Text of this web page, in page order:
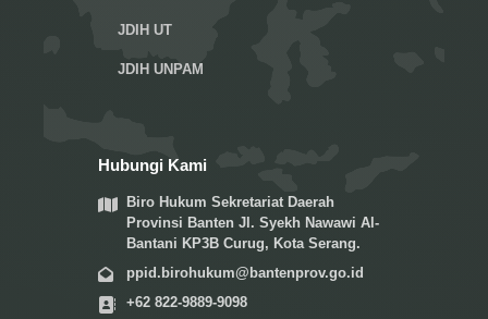
JDIH UT
JDIH UNPAM
Hubungi Kami
Biro Hukum Sekretariat Daerah
Provinsi Banten Jl. Syekh Nawawi Al-
Bantani KP3B Curug, Kota Serang.
ppid.birohukum@bantenprov.go.id
+62 822-9889-9098